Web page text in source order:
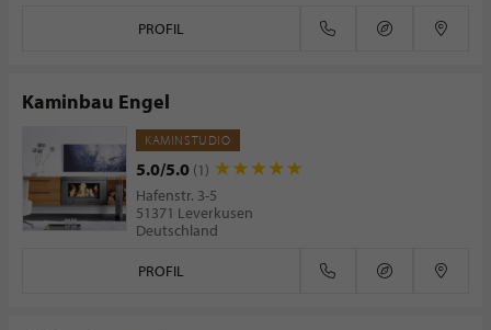
PROFIL
Kaminbau Engel
KAMINSTUDIO
5.0/5.0 (1)
Hafenstr. 3-5
51371 Leverkusen
Deutschland
PROFIL